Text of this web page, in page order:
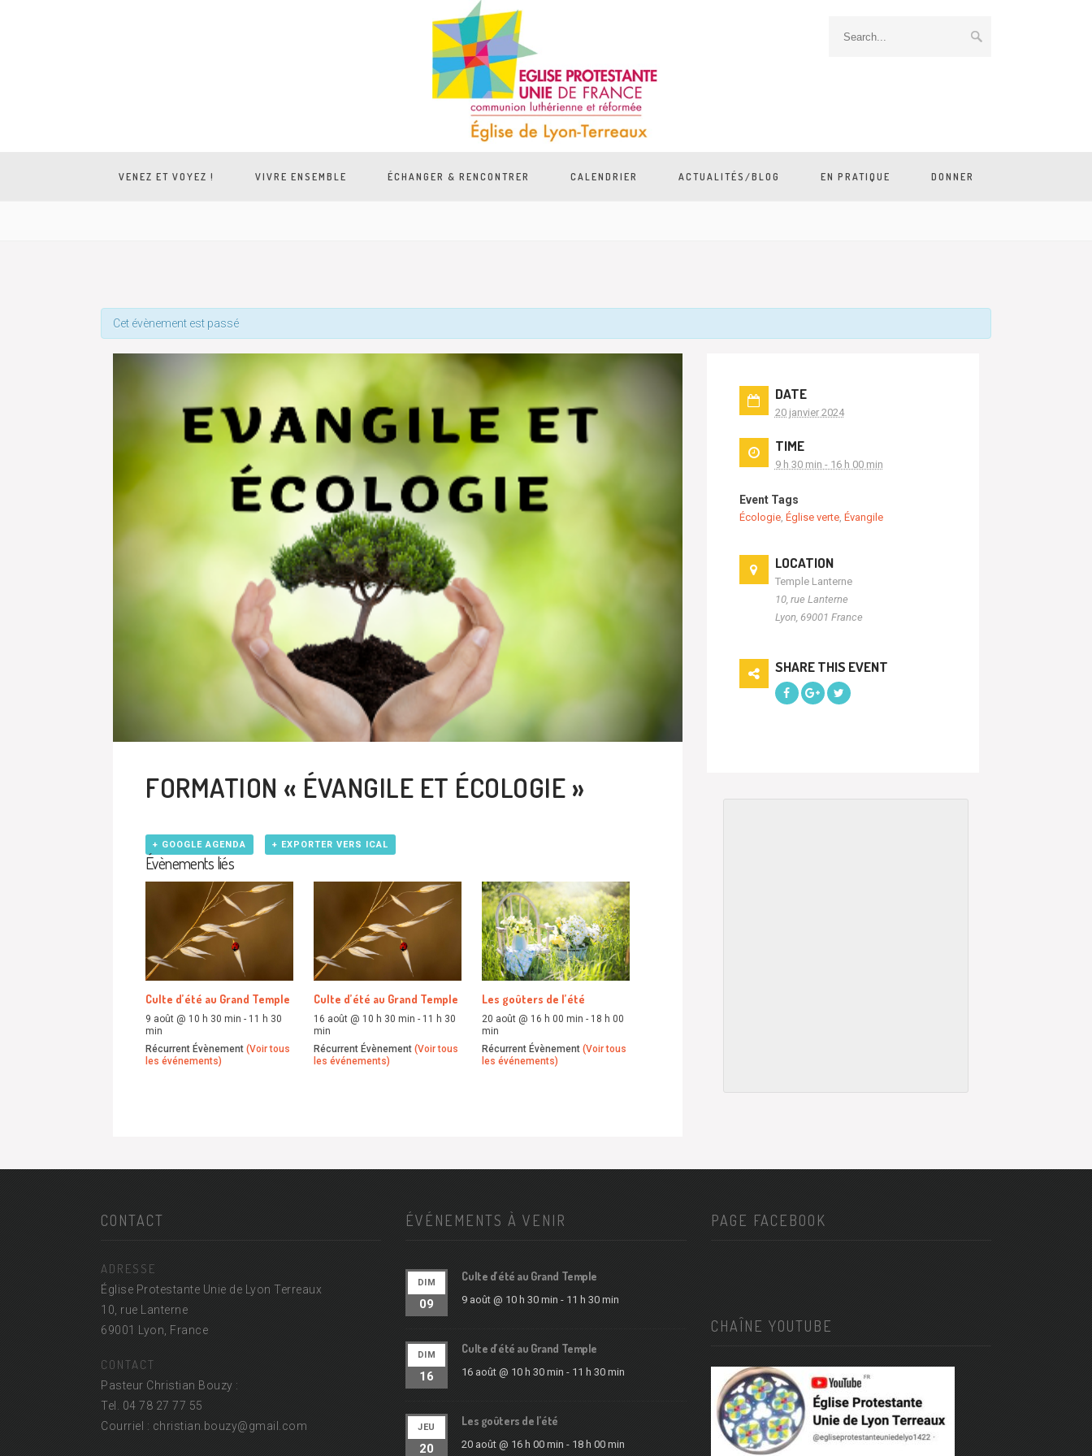
VENEZ ET VOYEZ ! VIVRE ENSEMBLE ÉCHANGER & RENCONTRER CALENDRIER ACTUALITÉS/BLOG EN PRATIQUE DONNER
Cet évènement est passé
FORMATION « ÉVANGILE ET ÉCOLOGIE »
+ GOOGLE AGENDA + EXPORTER VERS ICAL
Évènements liés
Culte d’été au Grand Temple
9 août @ 10 h 30 min - 11 h 30
min
Récurrent Évènement (Voir tous
les événements)
Culte d’été au Grand Temple
16 août @ 10 h 30 min - 11 h 30
min
Récurrent Évènement (Voir tous
les événements)
Les goûters de l’été
20 août @ 16 h 00 min - 18 h 00
min
Récurrent Évènement (Voir tous
les événements)
DATE
20 janvier 2024
TIME
9 h 30 min - 16 h 00 min
Event Tags
Écologie, Église verte, Évangile
LOCATION
Temple Lanterne
10, rue Lanterne
Lyon, 69001 France
SHARE THIS EVENT
CONTACT
ADRESSE
Église Protestante Unie de Lyon Terreaux
10, rue Lanterne
69001 Lyon, France
CONTACT
Pasteur Christian Bouzy :
Tel. 04 78 27 77 55
Courriel : christian.bouzy@gmail.com
ÉVÉNEMENTS À VENIR
DIM
09
Culte d’été au Grand Temple
9 août @ 10 h 30 min - 11 h 30 min
DIM
16
Culte d’été au Grand Temple
16 août @ 10 h 30 min - 11 h 30 min
JEU
20
Les goûters de l’été
20 août @ 16 h 00 min - 18 h 00 min
PAGE FACEBOOK
CHAÎNE YOUTUBE